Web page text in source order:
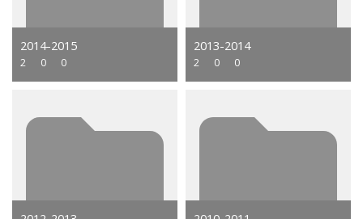
2014-2015
2 0 0
2013-2014
2 0 0